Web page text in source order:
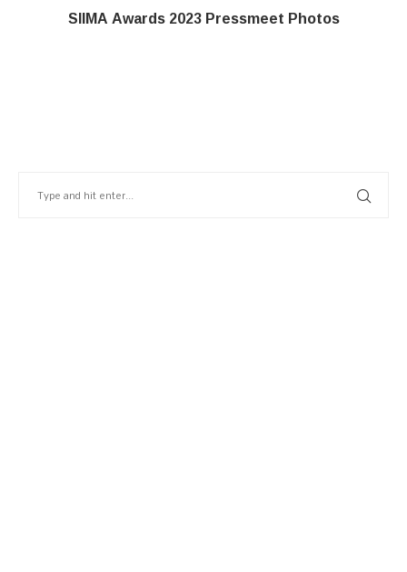
SIIMA Awards 2023 Pressmeet Photos